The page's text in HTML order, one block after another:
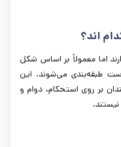
اند؟
اما معمولاً بر اساس شکل
طبقه‌بندی می‌شوند. این
بر روی استحکام، دوام و
نیستند.